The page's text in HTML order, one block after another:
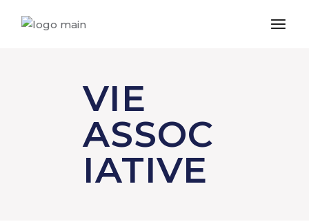
VIE
ASSOC
IATIVE